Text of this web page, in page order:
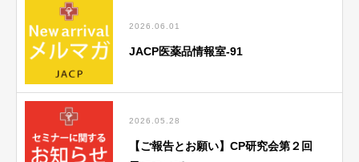
2026.06.01
JACP医薬品情報室-91
2026.05.28
【ご報告とお願い】CP研究会第２回